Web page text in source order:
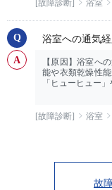
[故障診断] 浴室
浴室への通気
【原因】浴室へ
能や衣類乾燥性
「ヒューヒュー
[故障診断] 浴室
故